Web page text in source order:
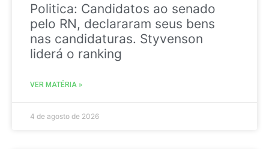
Politica: Candidatos ao senado
pelo RN, declararam seus bens
nas candidaturas. Styvenson
liderá o ranking
VER MATÉRIA »
4 de agosto de 2026